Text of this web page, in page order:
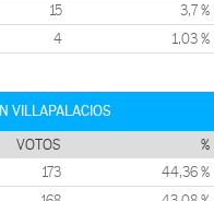
15 3,7 %
4 1,03 %
VILLAPALACIOS
VOTOS %
173 44,36 %